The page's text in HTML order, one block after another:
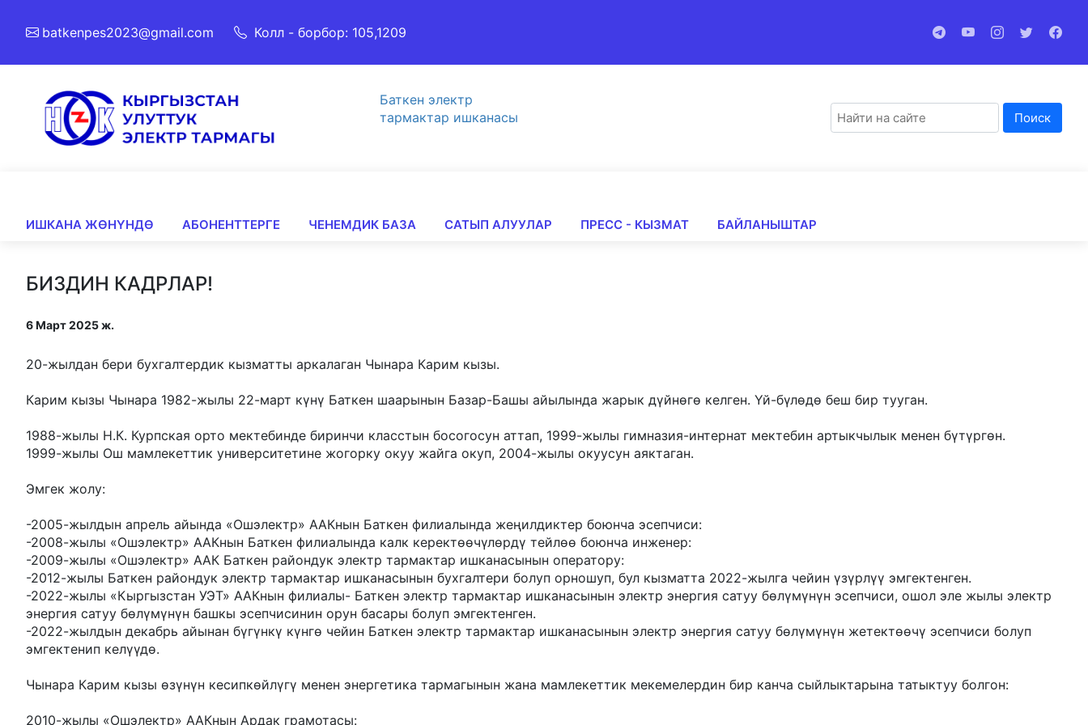
batkenpes2023@gmail.com Колл - борбор: 105,1209
Баткен электр
тармактар ишканасы
Поиск
ИШКАНА ЖӨНҮНДӨ АБОНЕНТТЕРГЕ ЧЕНЕМДИК БАЗА САТЫП АЛУУЛАР ПРЕСС - КЫЗМАТ БАЙЛАНЫШТАР
БИЗДИН КАДРЛАР!
6 Март 2025 ж.
20-жылдан бери бухгалтердик кызматты аркалаган Чынара Карим кызы.
Карим кызы Чынара 1982-жылы 22-март күнү Баткен шаарынын Базар-Башы айылында жарык дүйнөгө келген. Үй-бүлөдө беш бир тууган.
1988-жылы Н.К. Курпская орто мектебинде биринчи класстын босогосун аттап, 1999-жылы гимназия-интернат мектебин артыкчылык менен бүтүргөн.
1999-жылы Ош мамлекеттик университетине жогорку окуу жайга окуп, 2004-жылы окуусун аяктаган.
Эмгек жолу:
-2005-жылдын апрель айында «Ошэлектр» ААКнын Баткен филиалында жеңилдиктер боюнча эсепчиси:
-2008-жылы «Ошэлектр» ААКнын Баткен филиалында калк керектөөчүлөрдү тейлөө боюнча инженер:
-2009-жылы «Ошэлектр» ААК Баткен райондук электр тармактар ишканасынын оператору:
-2012-жылы Баткен райондук электр тармактар ишканасынын бухгалтери болуп орношуп, бул кызматта 2022-жылга чейин үзүрлүү эмгектенген.
-2022-жылы «Кыргызстан УЭТ» ААКнын филиалы- Баткен электр тармактар ишканасынын электр энергия сатуу бөлүмүнүн эсепчиси, ошол эле жылы электр
энергия сатуу бөлүмүнүн башкы эсепчисинин орун басары болуп эмгектенген.
-2022-жылдын декабрь айынан бүгүнкү күнгө чейин Баткен электр тармактар ишканасынын электр энергия сатуу бөлүмүнүн жетектөөчү эсепчиси болуп
эмгектенип келүүдө.
Чынара Карим кызы өзүнүн кесипкөйлүгү менен энергетика тармагынын жана мамлекеттик мекемелердин бир канча сыйлыктарына татыктуу болгон:
2010-жылы «Ошэлектр» ААКнын Ардак грамотасы: